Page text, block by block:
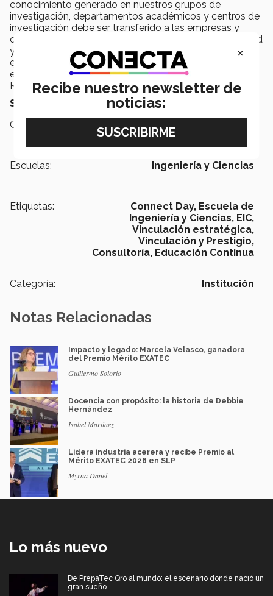
conocimiento generado en nuestros grupos de
investigación, departamentos académicos y centros de
investigación debe ser transferido a las empresas y
organizaciones para que estas eleven su competitividad
y
coadyuven a la transformación vertiginosa
por
ejemplo introduciendo de una manera pertinente y bien
estructurada las tecnologías digitales” concluyó
Ramírez.
Save
Campus:
Escuelas: Ingeniería y Ciencias
Etiquetas: Connect Day, Escuela de
Ingeniería y Ciencias, EIC,
Vinculación estratégica,
Vinculación y Prestigio,
Consultoría, Educación Continua
Categoría: Institución
Notas Relacionadas
Impacto y legado: Marcela Velasco, ganadora
del Premio Mérito EXATEC
Guillermo Solorio
Docencia con propósito: la historia de Debbie
Hernández
Isabel Martínez
Lidera industria acerera y recibe Premio al
Mérito EXATEC 2026 en SLP
Myrna Danel
Lo más nuevo
De PrepaTec Qro al mundo: el escenario donde nació un
gran sueño
×
Recibe nuestro newsletter de
noticias: